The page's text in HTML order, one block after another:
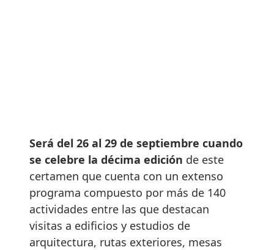
Será del 26 al 29 de septiembre cuando
se celebre la décima edición de este
certamen que cuenta con un extenso
programa compuesto por más de 140
actividades entre las que destacan
visitas a edificios y estudios de
arquitectura, rutas exteriores, mesas